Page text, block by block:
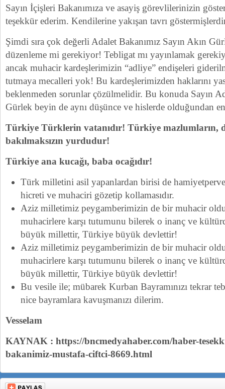
Sayın İçişleri Bakanımıza ve asayiş görevlilerinizin
teşekkür ederim. Kendilerine yakışan tavrı
Şimdi sıra çok değerli Adalet Bakanımız Sayın Akın
düzenleme mi gerekiyor! Tebligat mı yayınlamak
ancak muhacir kardeşlerimizin “adliye” endişeleri
tutmaya mecalleri yok! Bu kardeşlerimizden haklarını
beklenmeden sorunlar çözülmelidir. Bu konuda Sayın
Gürlek beyin de aynı düşünce ve hislerde olduğundan
Türkiye Türklerin vatanıdır! Türkiye mazlumların,
bakılmaksızın yurdudur!
Türkiye ana kucağı, baba ocağıdır!
Türk milletini asil yapanlardan birisi de
hicreti ve muhaciri gözetip kollamasıdır.
Aziz milletimiz peygamberimizin de bir muhacir
muhacirlere karşı tutumunu bilerek o inanç ve
büyük millettir, Türkiye büyük devlettir!
Aziz milletimiz peygamberimizin de bir muhacir
muhacirlere karşı tutumunu bilerek o inanç ve
büyük millettir, Türkiye büyük devlettir!
Bu vesile ile; mübarek Kurban Bayramınızı tekrar
nice bayramlara kavuşmanızı dilerim.
Vesselam
KAYNAK : https://bncmedyahaber.com/haber-
bakanimiz-mustafa-ciftci-8669.html